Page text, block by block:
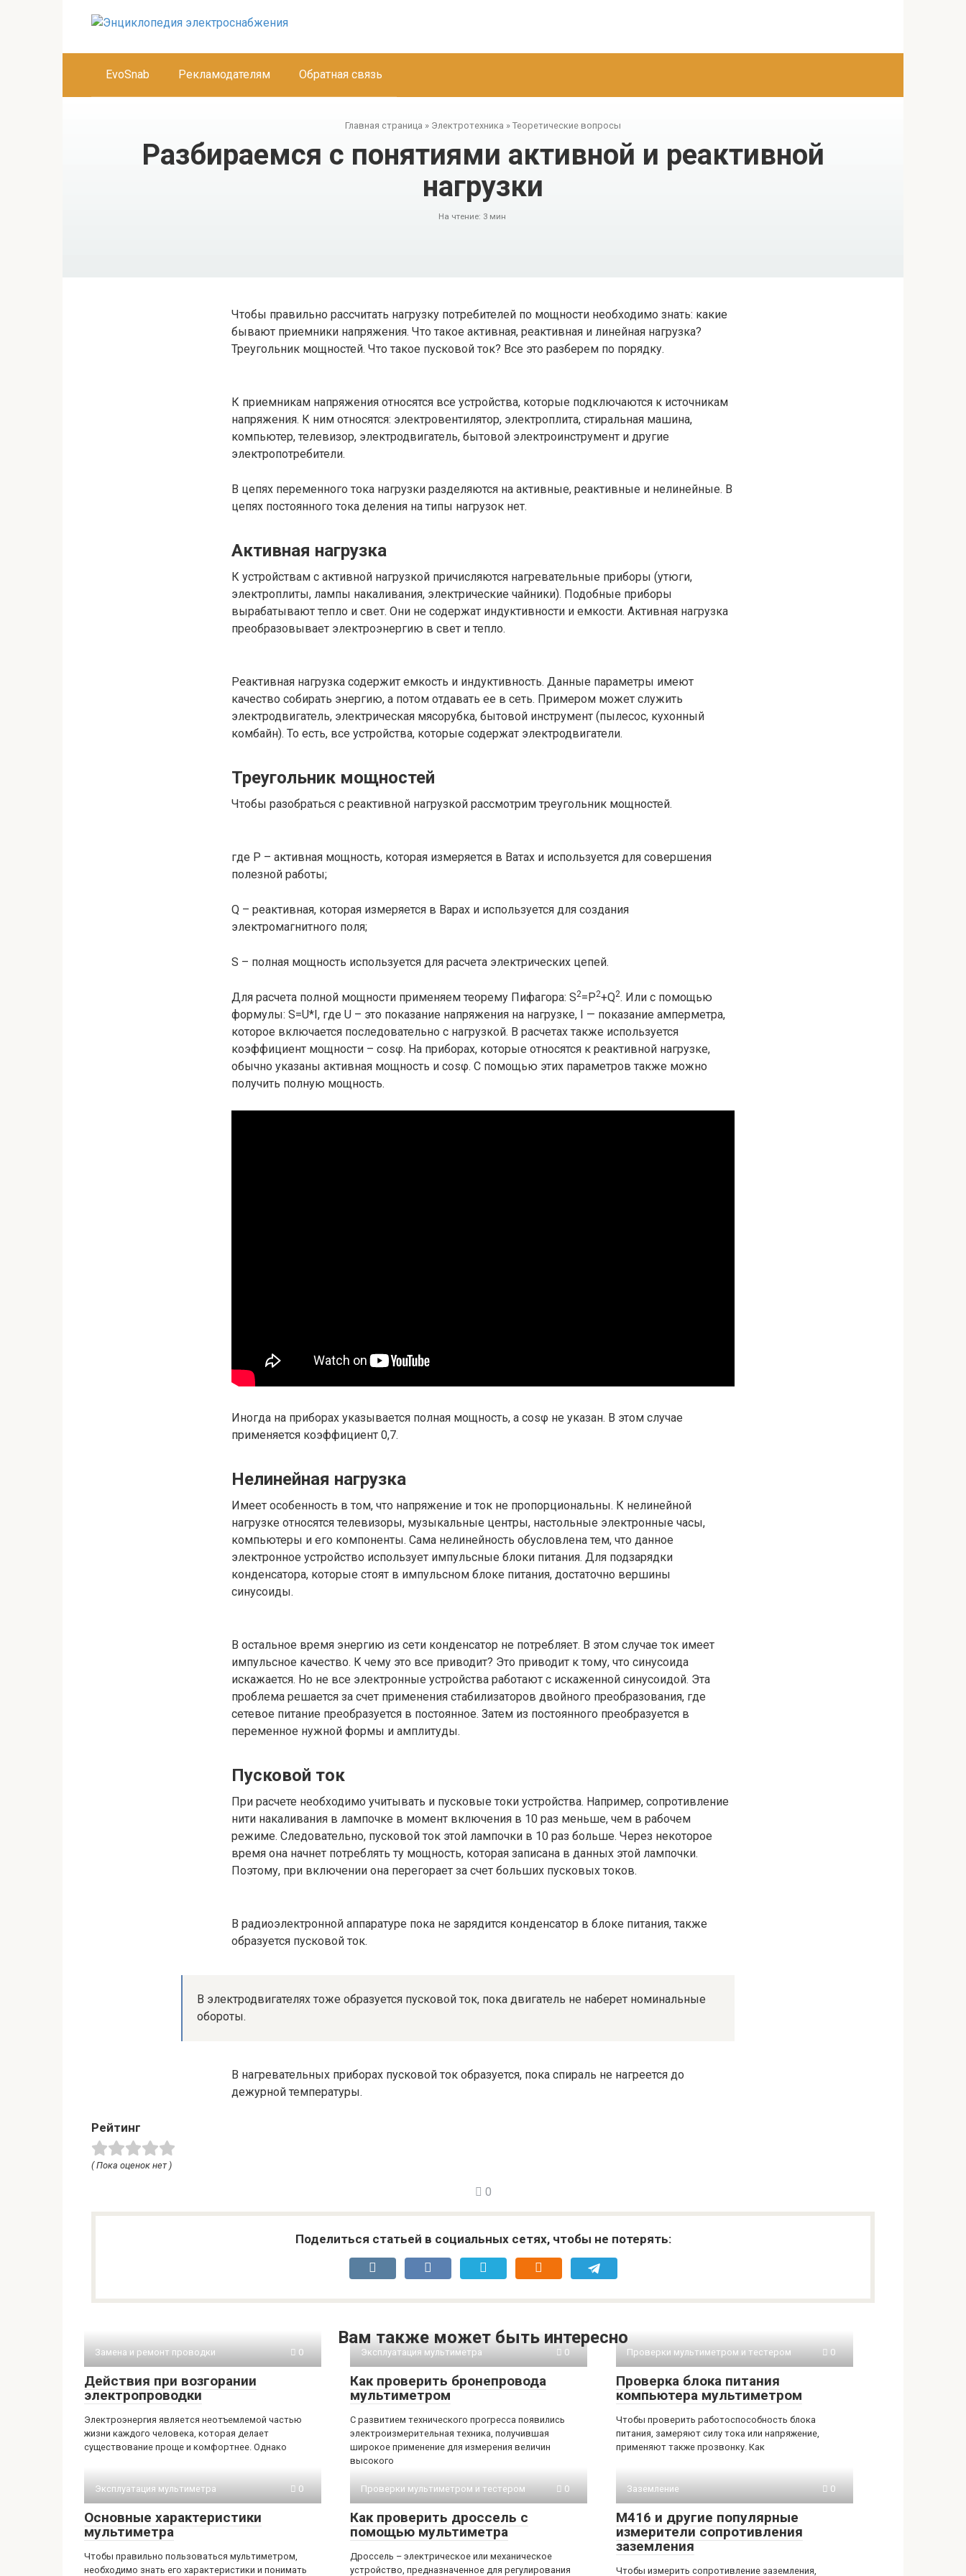
EvoSnab Рекламодателям Обратная связь
Главная страница » Электротехника » Теоретические вопросы
Разбираемся с понятиями активной и реактивной
нагрузки
На чтение: 3 мин
Чтобы правильно рассчитать нагрузку потребителей по мощности необходимо знать: какие
бывают приемники напряжения. Что такое активная, реактивная и линейная нагрузка?
Треугольник мощностей. Что такое пусковой ток? Все это разберем по порядку.
К приемникам напряжения относятся все устройства, которые подключаются к источникам
напряжения. К ним относятся: электровентилятор, электроплита, стиральная машина,
компьютер, телевизор, электродвигатель, бытовой электроинструмент и другие
электропотребители.
В цепях переменного тока нагрузки разделяются на активные, реактивные и нелинейные. В
цепях постоянного тока деления на типы нагрузок нет.
Активная нагрузка
К устройствам с активной нагрузкой причисляются нагревательные приборы (утюги,
электроплиты, лампы накаливания, электрические чайники). Подобные приборы
вырабатывают тепло и свет. Они не содержат индуктивности и емкости. Активная нагрузка
преобразовывает электроэнергию в свет и тепло.
Реактивная нагрузка содержит емкость и индуктивность. Данные параметры имеют
качество собирать энергию, а потом отдавать ее в сеть. Примером может служить
электродвигатель, электрическая мясорубка, бытовой инструмент (пылесос, кухонный
комбайн). То есть, все устройства, которые содержат электродвигатели.
Треугольник мощностей
Чтобы разобраться с реактивной нагрузкой рассмотрим треугольник мощностей.
где Р – активная мощность, которая измеряется в Ватах и используется для совершения
полезной работы;
Q – реактивная, которая измеряется в Варах и используется для создания
электромагнитного поля;
S – полная мощность используется для расчета электрических цепей.
Для расчета полной мощности применяем теорему Пифагора: S2=P2+Q2. Или с помощью
формулы: S=U*I, где U – это показание напряжения на нагрузке, I — показание амперметра,
которое включается последовательно с нагрузкой. В расчетах также используется
коэффициент мощности – cosφ. На приборах, которые относятся к реактивной нагрузке,
обычно указаны активная мощность и cosφ. С помощью этих параметров также можно
получить полную мощность.
Иногда на приборах указывается полная мощность, а cosφ не указан. В этом случае
применяется коэффициент 0,7.
Нелинейная нагрузка
Имеет особенность в том, что напряжение и ток не пропорциональны. К нелинейной
нагрузке относятся телевизоры, музыкальные центры, настольные электронные часы,
компьютеры и его компоненты. Сама нелинейность обусловлена тем, что данное
электронное устройство использует импульсные блоки питания. Для подзарядки
конденсатора, которые стоят в импульсном блоке питания, достаточно вершины
синусоиды.
В остальное время энергию из сети конденсатор не потребляет. В этом случае ток имеет
импульсное качество. К чему это все приводит? Это приводит к тому, что синусоида
искажается. Но не все электронные устройства работают с искаженной синусоидой. Эта
проблема решается за счет применения стабилизаторов двойного преобразования, где
сетевое питание преобразуется в постоянное. Затем из постоянного преобразуется в
переменное нужной формы и амплитуды.
Пусковой ток
При расчете необходимо учитывать и пусковые токи устройства. Например, сопротивление
нити накаливания в лампочке в момент включения в 10 раз меньше, чем в рабочем
режиме. Следовательно, пусковой ток этой лампочки в 10 раз больше. Через некоторое
время она начнет потреблять ту мощность, которая записана в данных этой лампочки.
Поэтому, при включении она перегорает за счет больших пусковых токов.
В радиоэлектронной аппаратуре пока не зарядится конденсатор в блоке питания, также
образуется пусковой ток.
В электродвигателях тоже образуется пусковой ток, пока двигатель не наберет номинальные
обороты.
В нагревательных приборах пусковой ток образуется, пока спираль не нагреется до
дежурной температуры.
Рейтинг
( Пока оценок нет )
0
Поделиться статьей в социальных сетях, чтобы не потерять:
Вам также может быть интересно
Замена и ремонт проводки 0
Действия при возгорании
электропроводки
Электроэнергия является неотъемлемой частью
жизни каждого человека, которая делает
существование проще и комфортнее. Однако
Эксплуатация мультиметра 0
Как проверить бронепровода
мультиметром
С развитием технического прогресса появились
электроизмерительная техника, получившая
широкое применение для измерения величин
высокого
Проверки мультиметром и тестером 0
Проверка блока питания
компьютера мультиметром
Чтобы проверить работоспособность блока
питания, замеряют силу тока или напряжение,
применяют также прозвонку. Как
Эксплуатация мультиметра 0
Основные характеристики
мультиметра
Чтобы правильно пользоваться мультиметром,
необходимо знать его характеристики и понимать
Проверки мультиметром и тестером 0
Как проверить дроссель с
помощью мультиметра
Дроссель – электрическое или механическое
устройство, предназначенное для регулирования
Заземление 0
М416 и другие популярные
измерители сопротивления
заземления
Чтобы измерить сопротивление заземления,